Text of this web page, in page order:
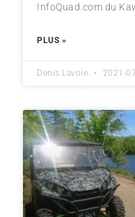
InfoQuad.com du
PLUS »
Denis Lavoie 2021-